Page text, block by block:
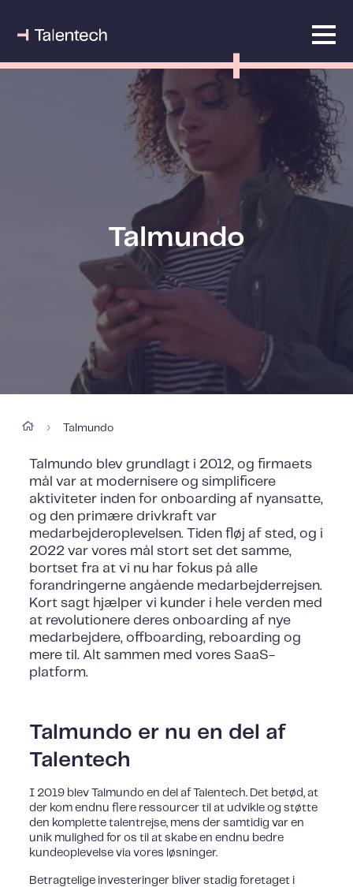
Talmundo
› Talmundo
Talmundo blev grundlagt i 2012, og firmaets
mål var at modernisere og simplificere
aktiviteter inden for onboarding af nyansatte,
og den primære drivkraft var
medarbejderoplevelsen. Tiden fløj af sted, og i
2022 var vores mål stort set det samme,
bortset fra at vi nu har fokus på alle
forandringerne angående medarbejderrejsen.
Kort sagt hjælper vi kunder i hele verden med
at revolutionere deres onboarding af nye
medarbejdere, offboarding, reboarding og
mere til. Alt sammen med vores SaaS-
platform.
Talmundo er nu en del af
Talentech
I 2019 blev Talmundo en del af Talentech. Det betød, at
der kom endnu flere ressourcer til at udvikle og støtte
den komplette talentrejse, mens der samtidig var en
unik mulighed for os til at skabe en endnu bedre
kundeoplevelse via vores løsninger.
Betragtelige investeringer bliver stadig foretaget i